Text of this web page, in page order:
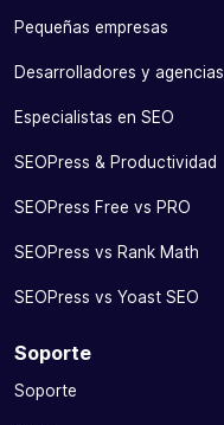
Pequeñas empresas
Desarrolladores y agencias
Especialistas en SEO
SEOPress & Productividad
SEOPress Free vs PRO
SEOPress vs Rank Math
SEOPress vs Yoast SEO
Soporte
Soporte